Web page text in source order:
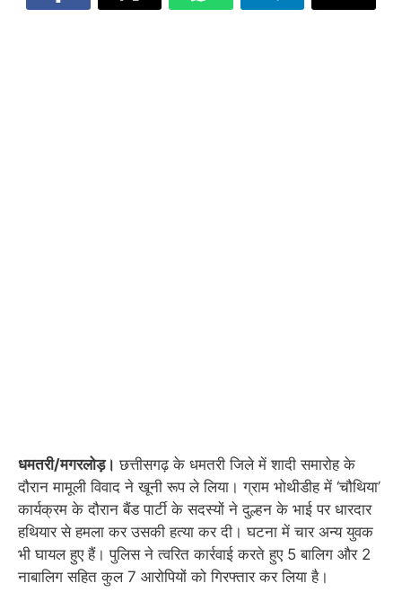
धमतरी/मगरलोड़। छत्तीसगढ़ के धमतरी जिले में शादी समारोह के
दौरान मामूली विवाद ने खूनी रूप ले लिया। ग्राम भोथीडीह में ‘चौथिया’
कार्यक्रम के दौरान बैंड पार्टी के सदस्यों ने दुल्हन के भाई पर धारदार
हथियार से हमला कर उसकी हत्या कर दी। घटना में चार अन्य युवक
भी घायल हुए हैं। पुलिस ने त्वरित कार्रवाई करते हुए 5 बालिग और 2
नाबालिग सहित कुल 7 आरोपियों को गिरफ्तार कर लिया है।